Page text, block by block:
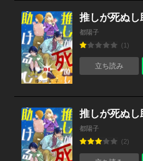
都陽子
(1)
立ち読み
都陽子
(2)